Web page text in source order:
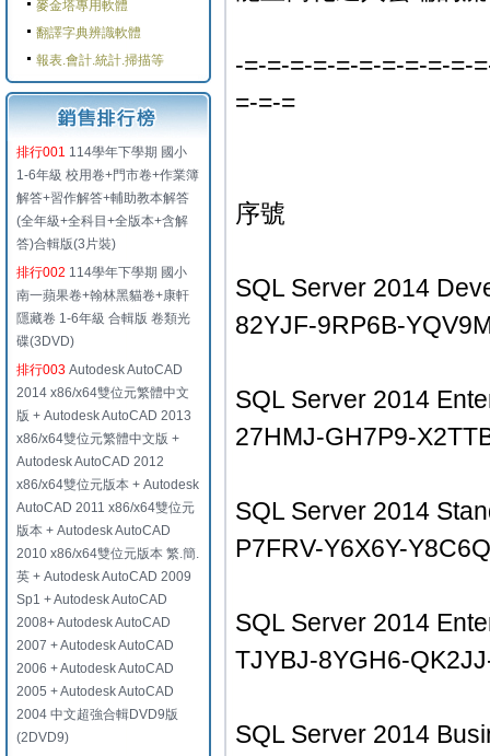
麥金塔專用軟體
翻譯字典辨識軟體
報表.會計.統計.掃描等
排行001 114學年下學期 國小
1-6年級 校用卷+門市卷+作業簿
解答+習作解答+輔助教本解答
(全年級+全科目+全版本+含解
答)合輯版(3片裝)
排行002 114學年下學期 國小
南一蘋果卷+翰林黑貓卷+康軒
隱藏卷 1-6年級 合輯版 卷類光
碟(3DVD)
排行003 Autodesk AutoCAD
2014 x86/x64雙位元繁體中文
版 + Autodesk AutoCAD 2013
x86/x64雙位元繁體中文版 +
Autodesk AutoCAD 2012
x86/x64雙位元版本 + Autodesk
AutoCAD 2011 x86/x64雙位元
版本 + Autodesk AutoCAD
2010 x86/x64雙位元版本 繁.簡.
英 + Autodesk AutoCAD 2009
Sp1 + Autodesk AutoCAD
2008+ Autodesk AutoCAD
2007 + Autodesk AutoCAD
2006 + Autodesk AutoCAD
2005 + Autodesk AutoCAD
2004 中文超強合輯DVD9版
(2DVD9)
-=-=-=-=-=-=-=-=-=-=-
=-=-=
序號
SQL Server 2014
82YJF-9RP6B-
SQL Server 2014
27HMJ-GH7P9-
SQL Server 2014
P7FRV-Y6X6Y-
SQL Server 2014
TJYBJ-8YGH6-
SQL Server 2014